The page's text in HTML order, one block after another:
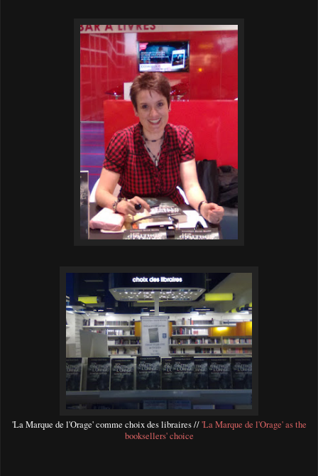
'La Marque de l'Orage' comme choix des libraires //'La Marque de l'Orage' as the
booksellers' choice